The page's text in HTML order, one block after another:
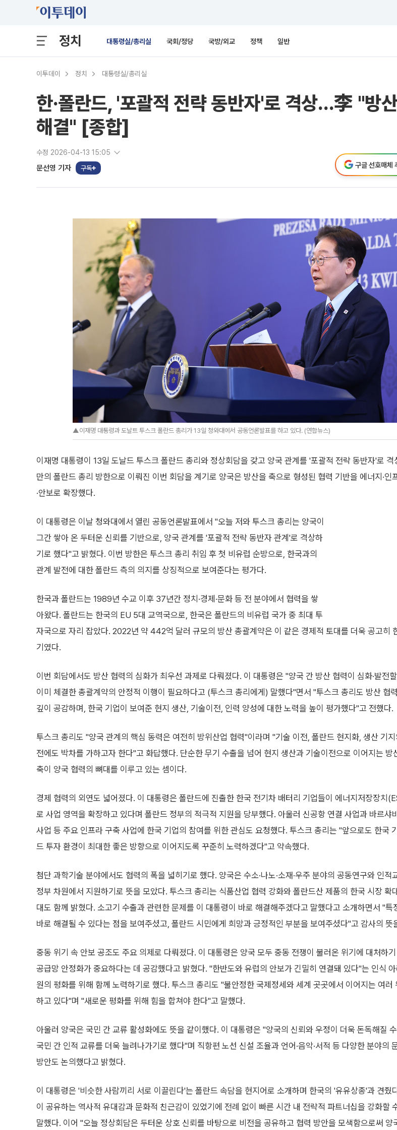
정치 대통령실/총리실 국회/정당 국방/외교 정책 일반
이투데이 정치 대통령실/총리실
한·폴란드, '포괄적 전략 동반자'로 격상…李 "방
해결" [종합]
수정 2026-04-13 15:05
문선영 기자 구독 구글 선호매체
▲이재명 대통령과 도날트 투스크 폴란드 총리가 13일 청와대에서 공동언론발표를 하고 있다. (연합뉴스)
이재명 대통령이 13일 도날드 투스크 폴란드 총리와 정상회담을 갖고 양국 관계를 '포괄적 전략 동반자'로
만의 폴란드 총리 방한으로 이뤄진 이번 회담을 계기로 양국은 방산을 축으로 형성된 협력 기반을 에너지·인
·안보로 확장했다.
이 대통령은 이날 청와대에서 열린 공동언론발표에서 "오늘 저와 투스크 총리는 양국이
그간 쌓아 온 두터운 신뢰를 기반으로, 양국 관계를 '포괄적 전략 동반자 관계'로 격상하
기로 했다"고 밝혔다. 이번 방한은 투스크 총리 취임 후 첫 비유럽 순방으로, 한국과의
관계 발전에 대한 폴란드 측의 의지를 상징적으로 보여준다는 평가다.
한국과 폴란드는 1989년 수교 이후 37년간 정치·경제·문화 등 전 분야에서 협력을 쌓
아왔다. 폴란드는 한국의 EU 5대 교역국으로, 한국은 폴란드의 비유럽 국가 중 최대 투
자국으로 자리 잡았다. 2022년 약 442억 달러 규모의 방산 총괄계약은 이 같은 경제적 토대를 더욱 공고히
기였다.
이번 회담에서도 방산 협력의 심화가 최우선 과제로 다뤄졌다. 이 대통령은 "양국 간 방산 협력이 심화·발전
이미 체결한 총괄계약의 안정적 이행이 필요하다고 (투스크 총리에게) 말했다"면서 "투스크 총리도 방산 협
깊이 공감하며, 한국 기업이 보여준 현지 생산, 기술이전, 인력 양성에 대한 노력을 높이 평가했다"고 전했다.
투스크 총리도 "양국 관계의 핵심 동력은 여전히 방위산업 협력"이라며 "기술 이전, 폴란드 현지화, 생산 기지
전에도 박차를 가하고자 한다"고 화답했다. 단순한 무기 수출을 넘어 현지 생산과 기술이전으로 이어지는 방
축이 양국 협력의 뼈대를 이루고 있는 셈이다.
경제 협력의 외연도 넓어졌다. 이 대통령은 폴란드에 진출한 한국 전기차 배터리 기업들이 에너지저장장치
로 사업 영역을 확장하고 있다며 폴란드 정부의 적극적 지원을 당부했다. 아울러 신공항 연결 사업과 바르샤
사업 등 주요 인프라 구축 사업에 한국 기업의 참여를 위한 관심도 요청했다. 투스크 총리는 "앞으로도 한국
드 투자 환경이 최대한 좋은 방향으로 이어지도록 꾸준히 노력하겠다"고 약속했다.
첨단 과학기술 분야에서도 협력의 폭을 넓히기로 했다. 양국은 수소·나노·소재·우주 분야의 공동연구와 인적
정부 차원에서 지원하기로 뜻을 모았다. 투스크 총리는 식품산업 협력 강화와 폴란드산 제품의 한국 시장 확
대도 함께 밝혔다. 소고기 수출과 관련한 문제를 이 대통령이 바로 해결해주겠다고 말했다고 소개하면서 "특
바로 해결될 수 있다는 점을 보여주셨고, 폴란드 시민에게 희망과 긍정적인 부분을 보여주셨다"고 감사의 뜻
중동 위기 속 안보 공조도 주요 의제로 다뤄졌다. 이 대통령은 양국 모두 중동 전쟁이 불러온 위기에 대처하
공급망 안정화가 중요하다는 데 공감했다고 밝혔다. "한반도와 유럽의 안보가 긴밀히 연결돼 있다"는 인식
원의 평화를 위해 함께 노력하기로 했다. 투스크 총리도 "불안정한 국제정세와 세계 곳곳에서 이어지는 여러
하고 있다"며 "새로운 평화를 위해 힘을 합쳐야 한다"고 말했다.
아울러 양국은 국민 간 교류 활성화에도 뜻을 같이했다. 이 대통령은 "양국의 신뢰와 우정이 더욱 돈독해질
국민 간 인적 교류를 더욱 늘려나가기로 했다"며 직항편 노선 신설 조율과 언어·음악·서적 등 다양한 분야의
방안도 논의했다고 밝혔다.
이 대통령은 '비슷한 사람끼리 서로 이끌린다'는 폴란드 속담을 현지어로 소개하며 한국의 '유유상종'과 견줬
이 공유하는 역사적 유대감과 문화적 친근감이 있었기에 전례 없이 빠른 시간 내 전략적 파트너십을 강화할
말했다. 이어 "오늘 정상회담은 두터운 상호 신뢰를 바탕으로 비전을 공유하고 협력 방안을 모색함으로써 양